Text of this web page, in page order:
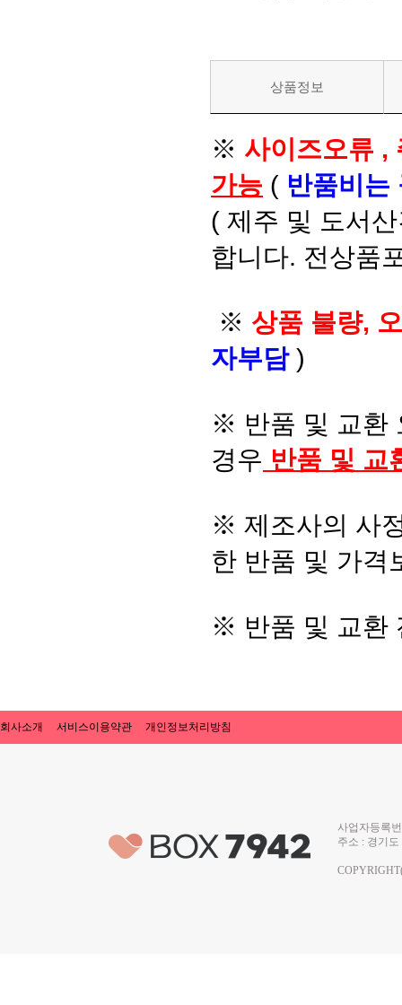
상품정보
※ 사이즈오류 ,
가능 ( 반품비는
( 제주 및 도서
합니다. 전상품
※ 상품 불량,
자부담 )
※ 반품 및 교환
경우 반품 및 교
※ 제조사의 사
한 반품 및 가격
※ 반품 및 교환
회사소개 서비스이용약관 개인정보처리방침
사업자등록
주소 : 경기